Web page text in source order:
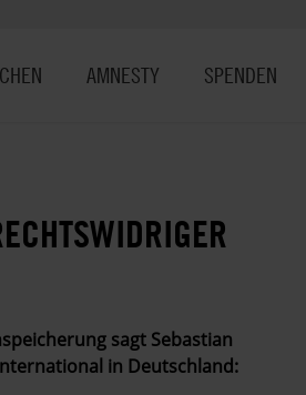
AMNESTY SPENDEN
sagt Sebastian
in Deutschland: